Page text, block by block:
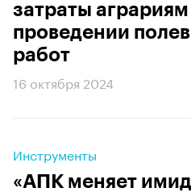
затраты
проведении
работ
16 октября 2024
Инструменты
«АПК меняет